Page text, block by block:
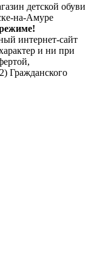
детской обуви
на-Амуре
интернет-сайт
и ни при
Гражданского